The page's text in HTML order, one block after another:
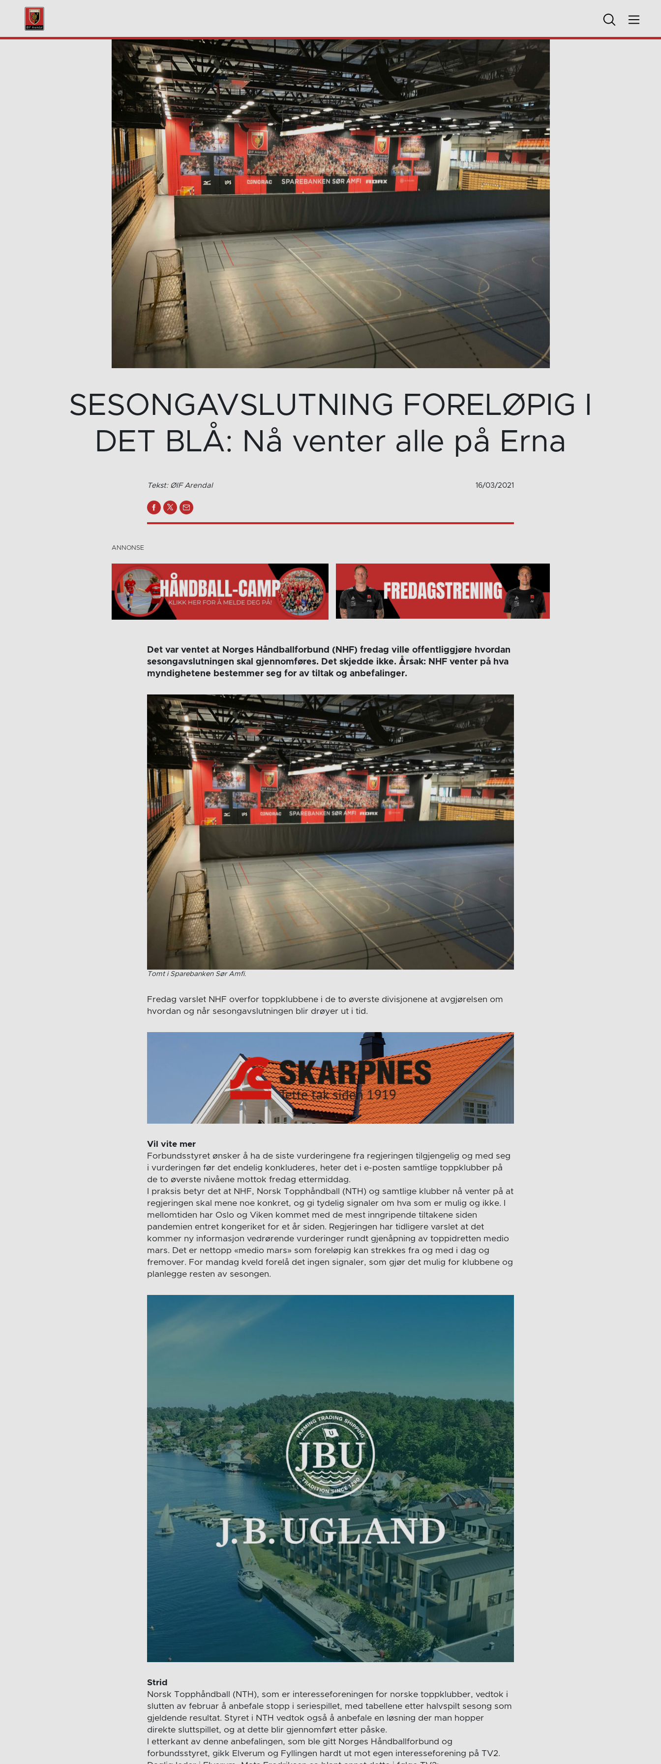
SESONGAVSLUTNING FORELØPIG I
DET BLÅ: Nå venter alle på Erna
Tekst: ØIF Arendal 16/03/2021
Det var ventet at Norges Håndballforbund (NHF) fredag ville offentliggjøre hvordan
sesongavslutningen skal gjennomføres. Det skjedde ikke. Årsak: NHF venter på hva
myndighetene bestemmer seg for av tiltak og anbefalinger.
Tomt i Sparebanken Sør Amfi.
Fredag varslet NHF overfor toppklubbene i de to øverste divisjonene at avgjørelsen om
hvordan og når sesongavslutningen blir drøyer ut i tid.
Vil vite mer
Forbundsstyret ønsker å ha de siste vurderingene fra regjeringen tilgjengelig og med seg
i vurderingen før det endelig konkluderes, heter det i e-posten samtlige toppklubber på
de to øverste nivåene mottok fredag ettermiddag.
I praksis betyr det at NHF, Norsk Topphåndball (NTH) og samtlige klubber nå venter på at
regjeringen skal mene noe konkret, og gi tydelig signaler om hva som er mulig og ikke. I
mellomtiden har Oslo og Viken kommet med de mest inngripende tiltakene siden
pandemien entret kongeriket for et år siden. Regjeringen har tidligere varslet at det
kommer ny informasjon vedrørende vurderinger rundt gjenåpning av toppidretten medio
mars. Det er nettopp «medio mars» som foreløpig kan strekkes fra og med i dag og
fremover. For mandag kveld forelå det ingen signaler, som gjør det mulig for klubbene og
planlegge resten av sesongen.
Strid
Norsk Topphåndball (NTH), som er interesseforeningen for norske toppklubber, vedtok i
slutten av februar å anbefale stopp i seriespillet, med tabellene etter halvspilt sesong som
gjeldende resultat. Styret i NTH vedtok også å anbefale en løsning der man hopper
direkte sluttspillet, og at dette blir gjennomført etter påske.
I etterkant av denne anbefalingen, som ble gitt Norges Håndballforbund og
forbundsstyret, gikk Elverum og Fyllingen hardt ut mot egen interesseforening på TV2.